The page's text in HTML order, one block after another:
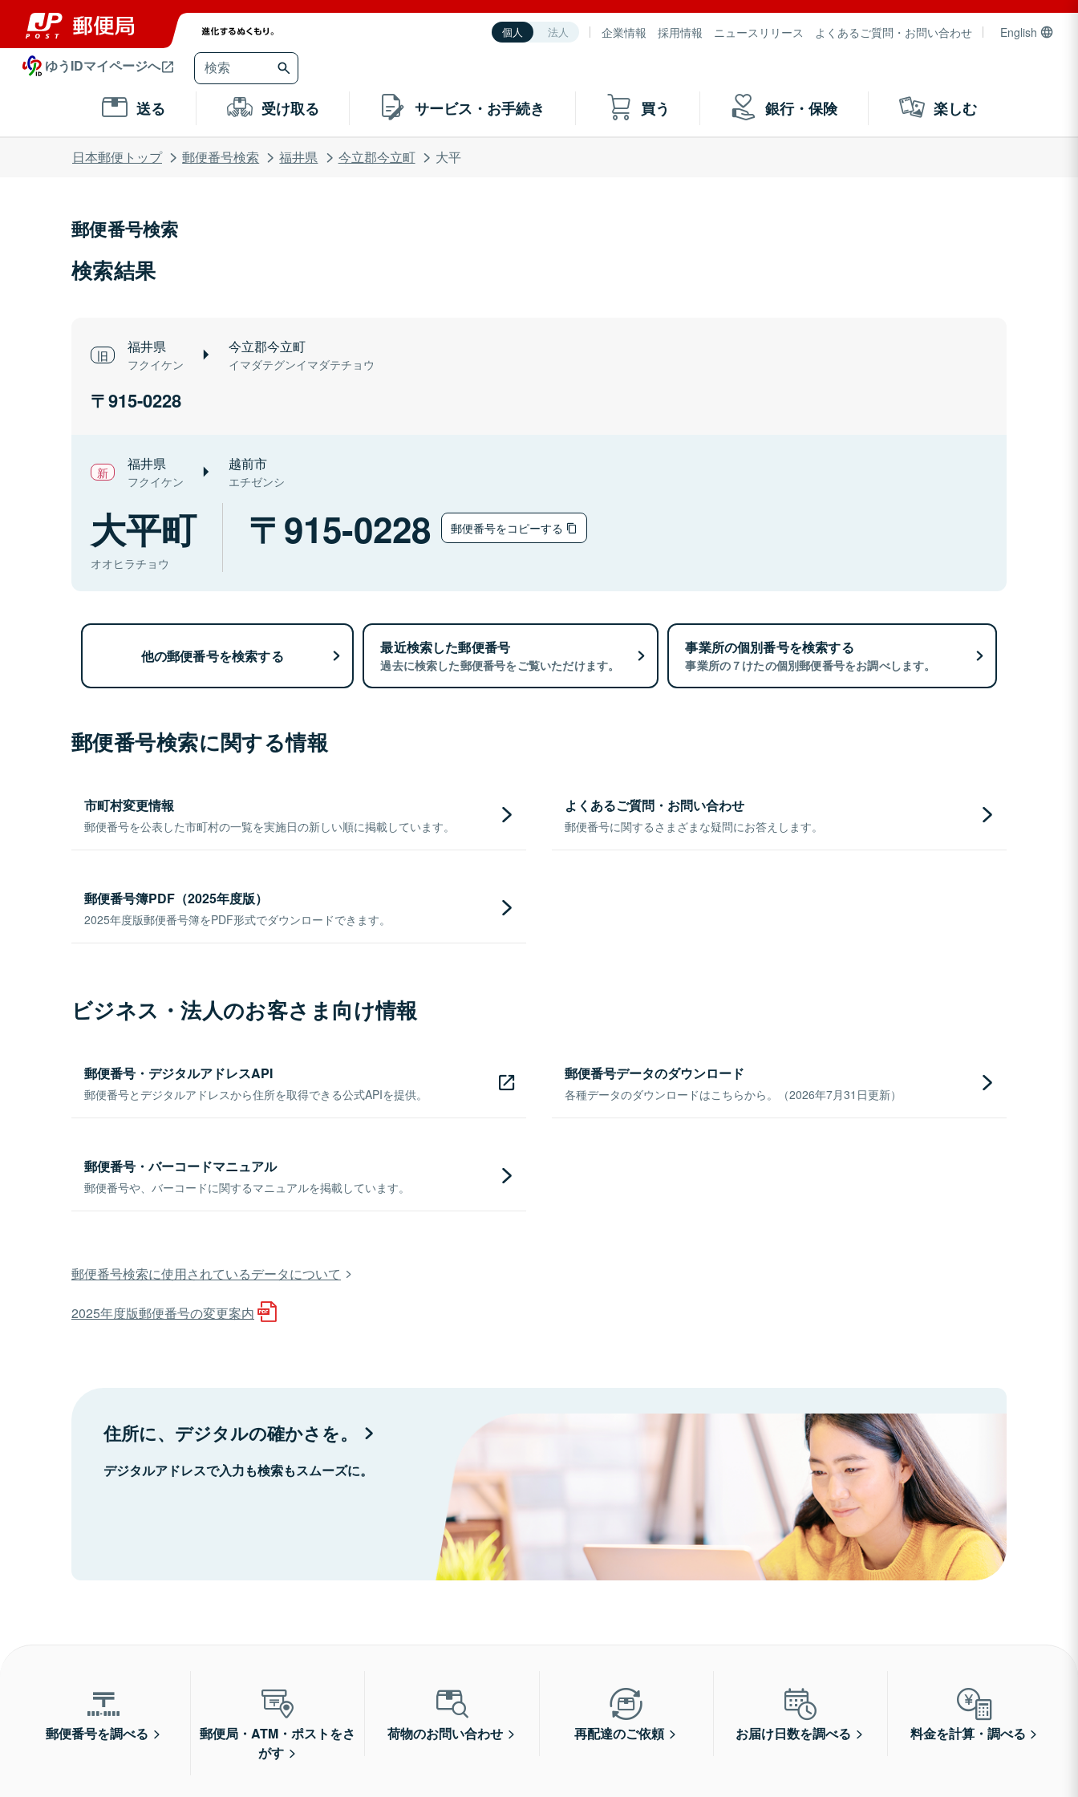
個人 法人 企業情報 採用情報 ニュースリリース よくあるご質問・お問い合わせ English
ゆうIDマイページへ
送る 受け取る サービス・お手続き 買う 銀行・保険 楽しむ
日本郵便トップ 郵便番号検索 福井県 今立郡今立町 大平
郵便番号検索
検索結果
福井県
フクイケン
今立郡今立町
イマダテグンイマダテチョウ
915-0228
福井県
フクイケン
越前市
エチゼンシ
大平町
オオヒラチョウ
915-0228 郵便番号をコピーする
他の郵便番号を検索する 最近検索した郵便番号
過去に検索した郵便番号をご覧いただけます。
事業所の個別番号を検索する
事業所の７けたの個別郵便番号をお調べします。
郵便番号検索に関する情報
市町村変更情報
郵便番号を公表した市町村の一覧を実施日の新しい順に掲載しています。
よくあるご質問・お問い合わせ
郵便番号に関するさまざまな疑問にお答えします。
郵便番号簿PDF（2025年度版）
2025年度版郵便番号簿をPDF形式でダウンロードできます。
ビジネス・法人のお客さま向け情報
郵便番号・デジタルアドレスAPI
郵便番号とデジタルアドレスから住所を取得できる公式APIを提供。
郵便番号データのダウンロード
各種データのダウンロードはこちらから。（2026年7月31日更新）
郵便番号・バーコードマニュアル
郵便番号や、バーコードに関するマニュアルを掲載しています。
郵便番号検索に使用されているデータについて
2025年度版郵便番号の変更案内
住所に、デジタルの確かさを。
デジタルアドレスで入力も検索もスムーズに。
郵便番号を調べる
郵便局・ATM・ポストをさ
がす
荷物のお問い合わせ 再配達のご依頼 お届け日数を調べる 料金を計算・調べる